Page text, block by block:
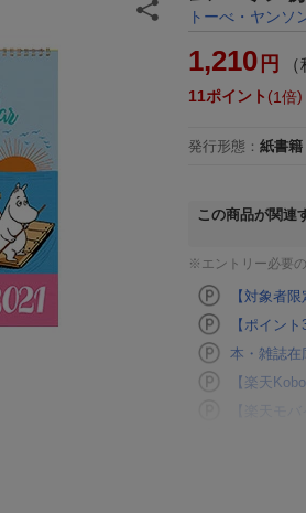
トーべ・ヤンソ
1,210 円
11ポイント 1倍
発行形態 ： 紙書籍
この商品が関連
※エントリー必要
【対象者
【ポイン
本・雑誌在
【楽天
【楽天モ